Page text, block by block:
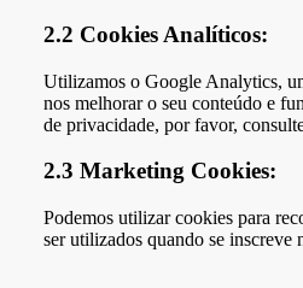
2.2 Cookies Analíticos:
Utilizamos o Google Analytics,
nos melhorar o seu conteúdo e
de privacidade, por favor,
2.3 Marketing Cookies:
Podemos utilizar cookies para
ser utilizados quando se inscreve